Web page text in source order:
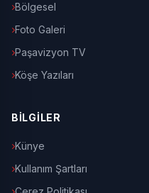
Bölgesel
Foto Galeri
Paşavizyon TV
Köşe Yazıları
BİLGİLER
Künye
Kullanım Şartları